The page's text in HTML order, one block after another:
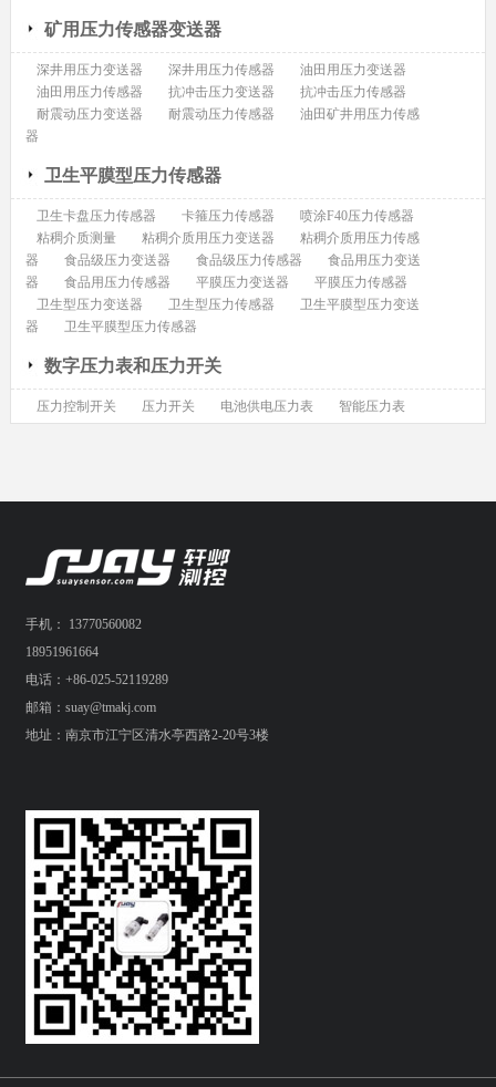
矿用压力传感器变送器
深井用压力变送器 深井用压力传感器
油田用压力变送器
油田用压力传感器
抗冲击压力变送器
抗冲击压力传感器
耐震动压力变送器
耐震动压力传感器
油田矿井用压力传感
器
卫生平膜型压力传感器
卫生卡盘压力传感器 卡箍压力传感器
喷涂F40压力传感器
粘稠介质测量
粘稠介质用压力变送器
粘稠介质用压力传感
器
食品级压力变送器 食品级压力传感器
食品用压力变送
器
食品用压力传感器 平膜压力变送器
平膜压力传感器
卫生型压力变送器
卫生型压力传感器
卫生平膜型压力变送
器
卫生平膜型压力传感器
数字压力表和压力开关
压力控制开关 压力开关 电池供电压力表 智能压力表
手机： 13770560082
18951961664
电话：+86-025-52119289
邮箱：suay@tmakj.com
地址：南京市江宁区清水亭西路2-20号3楼